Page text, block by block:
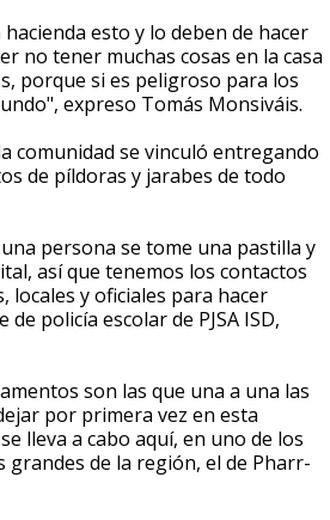
esto y lo deben de hacer
no tener muchas cosas en la casa
porque si es peligroso para los
expreso Tomás Monsiváis.
comunidad se vinculó entregando
de píldoras y jarabes de todo
persona se tome una pastilla y
así que tenemos los contactos
locales y oficiales para hacer
policía escolar de PJSA ISD,
son las que una a una las
por primera vez en esta
lleva a cabo aquí, en uno de los
grandes de la región, el de Pharr-